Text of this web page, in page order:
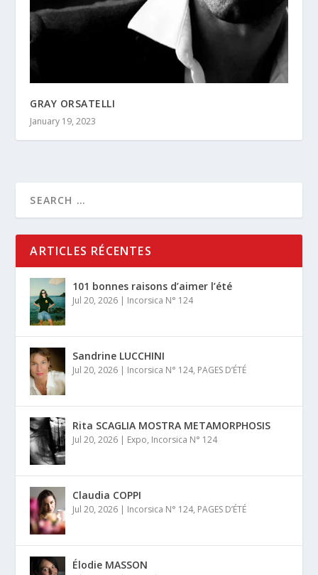
GRAY ORSATELLI
January 19, 2023
ARTICLES RÉCENTES
101 bonnes raisons d’aimer l’été
Jul 20, 2026 | Incorsica N° 124
Sandrine LUCCHINI
Jul 20, 2026 | Incorsica N° 124, PAGES D’ÉTÉ
Rita SCAGLIA MOSTRA METAMORPHOSIS
Jul 20, 2026 | Expo, Incorsica N° 124
Claudia COPPI
Jul 20, 2026 | Incorsica N° 124, PAGES D’ÉTÉ
Élodie MASSON